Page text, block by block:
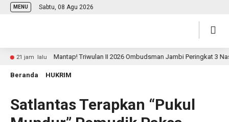
MENU Sabtu, 08 Agu 2026
21 jam lalu Mantap! Triwulan II 2026 Ombudsman Jambi Peringkat 3
Beranda HUKRIM
Satlantas Terapkan “Pukul